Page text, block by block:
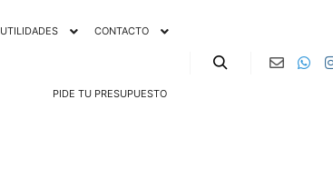
UTILIDADES CONTACTO
PIDE TU PRESUPUESTO